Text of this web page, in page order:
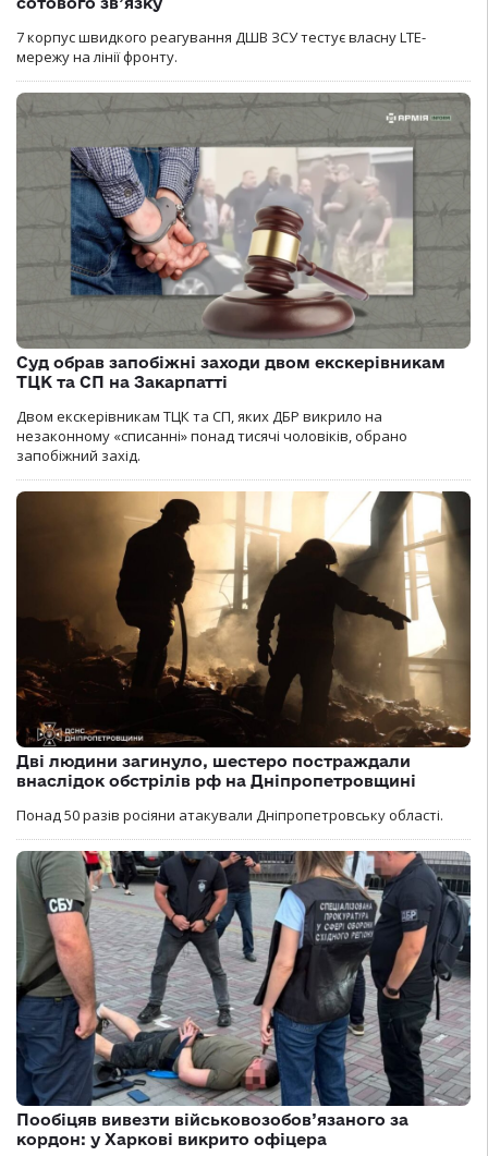
7 корпус швидкого реагування ДШВ ЗСУ тестує власну LTE-
мережу на лінії фронту.
Суд обрав запобіжні заходи двом екскерівникам
ТЦК та СП на Закарпатті
Двом екскерівникам ТЦК та СП, яких ДБР викрило на
незаконному «списанні» понад тисячі чоловіків, обрано
запобіжний захід.
Дві людини загинуло, шестеро постраждали
внаслідок обстрілів рф на Дніпропетровщині
Понад 50 разів росіяни атакували Дніпропетровську області.
Пообіцяв вивезти військовозобов’язаного за
кордон: у Харкові викрито офіцера